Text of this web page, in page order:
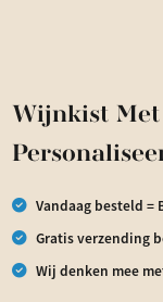
Wijnkist Met
Vandaag besteld =
Gratis verzending
Wij denken mee